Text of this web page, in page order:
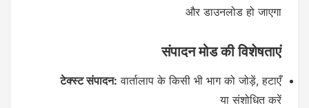
और डाउनलोड हो जाएगा
संपादन मोड की विशेषताएं
टेक्स्ट संपादन: वार्तालाप के किसी भी भाग को जोड़ें, हटाएँ
या संशोधित करें